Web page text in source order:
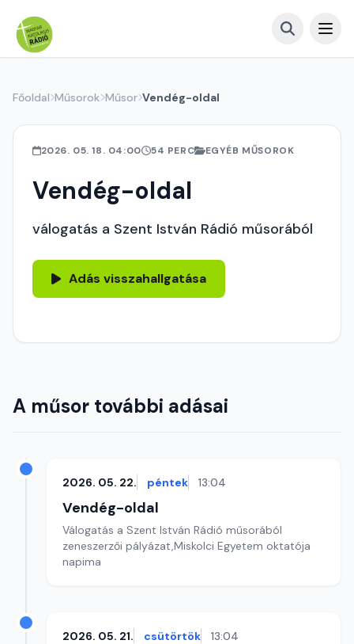
Főoldal Műsorok Műsor Vendég-oldal
2026. 05. 18. 04:00 54 PERC EGYÉB MŰSOROK
Vendég-oldal
válogatás a Szent István Rádió műsorából
Adás visszahallgatása
A műsor további adásai
2026. 05. 22. péntek 13:04
Vendég-oldal
Válogatás a Szent István Rádió műsorából
zeneszerzői pályázat,Miskolci Egyetem oktatója
napima
2026. 05. 21. csütörtök 13:04